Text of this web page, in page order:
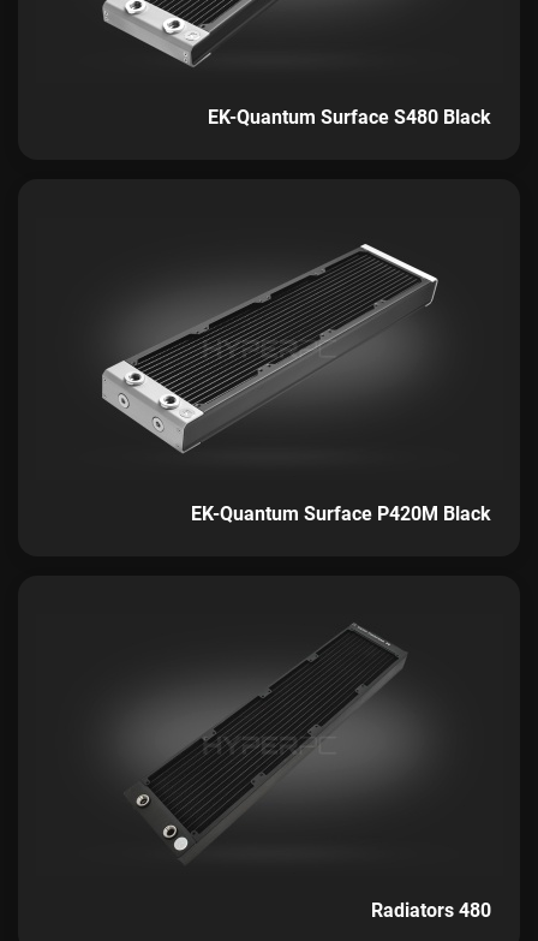
EK-Quantum Surface S480 Black
EK-Quantum Surface P420M Black
Radiators 480